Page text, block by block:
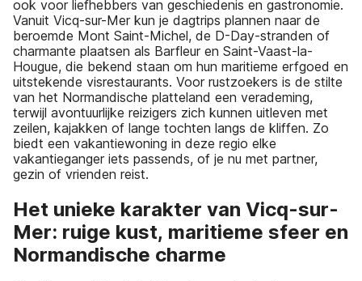
ook voor liefhebbers van geschiedenis en gastronomie.
Vanuit Vicq-sur-Mer kun je dagtrips plannen naar de
beroemde Mont Saint-Michel, de D-Day-stranden of
charmante plaatsen als Barfleur en Saint-Vaast-la-
Hougue, die bekend staan om hun maritieme erfgoed en
uitstekende visrestaurants. Voor rustzoekers is de stilte
van het Normandische platteland een verademing,
terwijl avontuurlijke reizigers zich kunnen uitleven met
zeilen, kajakken of lange tochten langs de kliffen. Zo
biedt een vakantiewoning in deze regio elke
vakantieganger iets passends, of je nu met partner,
gezin of vrienden reist.
Het unieke karakter van Vicq-sur-
Mer: ruige kust, maritieme sfeer en
Normandische charme